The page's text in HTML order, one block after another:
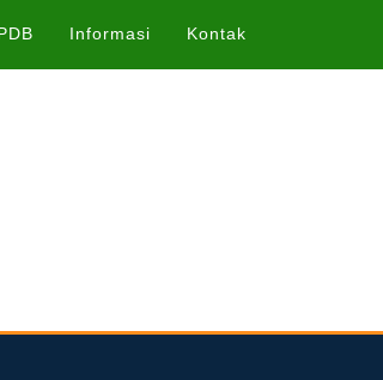
Informasi Kontak